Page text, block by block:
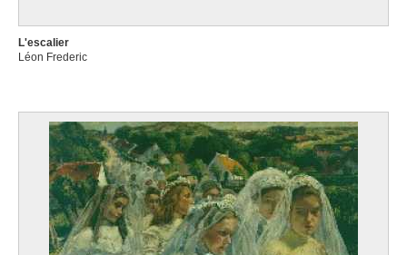
L'escalier
Léon Frederic